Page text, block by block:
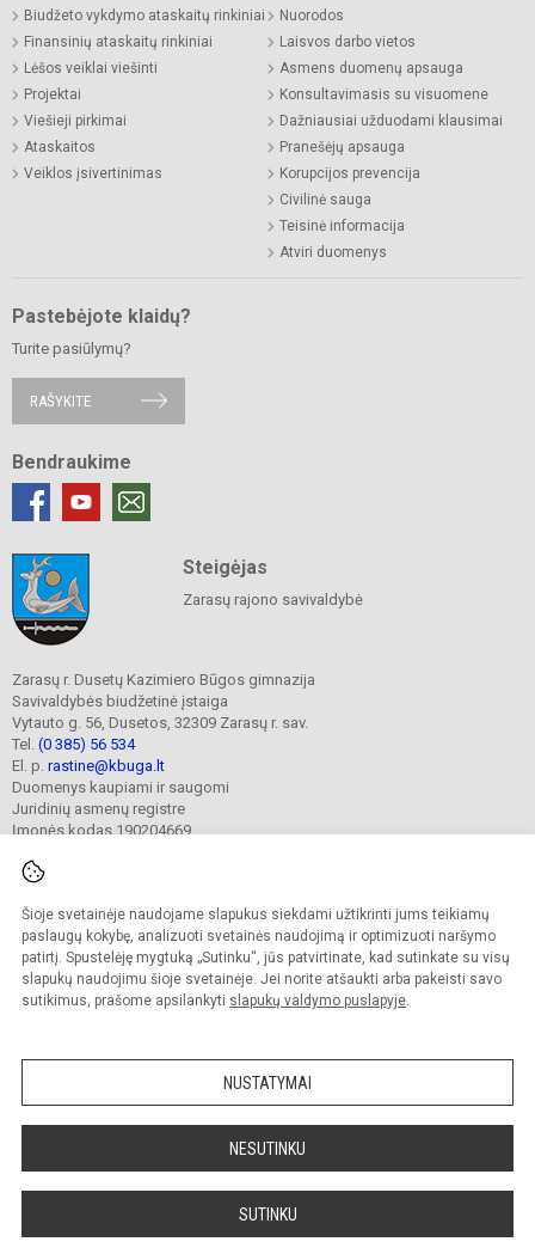
Šioje svetainėje naudojame slapukus siekdami užtikrinti jums teikiamų
paslaugų kokybę, analizuoti svetainės naudojimą ir optimizuoti naršymo
patirtį. Spustelėję mygtuką „Sutinku“, jūs patvirtinate, kad sutinkate su visų
slapukų naudojimu šioje svetainėje. Jei norite atšaukti arba pakeisti savo
sutikimus, prašome apsilankyti slapukų valdymo puslapyje.
NUSTATYMAI
NESUTINKU
SUTINKU
Biudžeto vykdymo ataskaitų rinkiniai
Finansinių ataskaitų rinkiniai
Lėšos veiklai viešinti
Projektai
Viešieji pirkimai
Ataskaitos
Veiklos įsivertinimas
Nuorodos
Laisvos darbo vietos
Asmens duomenų apsauga
Konsultavimasis su visuomene
Dažniausiai užduodami klausimai
Pranešėjų apsauga
Korupcijos prevencija
Civilinė sauga
Teisinė informacija
Atviri duomenys
Pastebėjote klaidų?
Turite pasiūlymų?
RAŠYKITE
Bendraukime
Steigėjas
Zarasų rajono savivaldybė
Zarasų r. Dusetų Kazimiero Būgos gimnazija
Savivaldybės biudžetinė įstaiga
Vytauto g. 56, Dusetos, 32309 Zarasų r. sav.
Tel. (0 385) 56 534
El. p. rastine@kbuga.lt
Duomenys kaupiami ir saugomi
Juridinių asmenų registre
Įmonės kodas 190204669
© 2023. Zarasų r. Dusetų Kazimiero Būgos gimnazija. Visos teisės saugomos.
Kopijuoti turinį be raštiško gimnazijos sutikimo griežtai draudžiama.
Prieinamumo paraiška Slapukų valdymas
Sumanus būdas atnaujinti